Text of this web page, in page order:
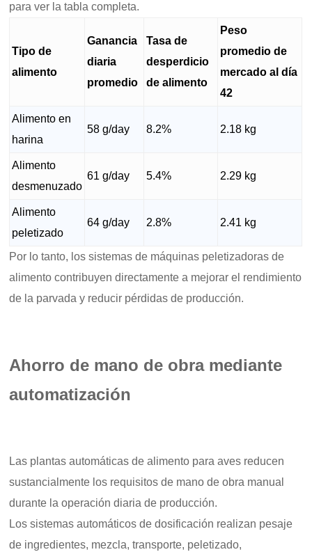
para ver la tabla completa.
Tipo de
alimento
Ganancia
diaria
promedio
Tasa de
desperdicio
de alimento
Peso
promedio de
mercado al día
42
Alimento en
harina
58 g/day 8.2% 2.18 kg
Alimento
desmenuzado
61 g/day 5.4% 2.29 kg
Alimento
peletizado
64 g/day 2.8% 2.41 kg
Por lo tanto, los sistemas de máquinas peletizadoras de
alimento contribuyen directamente a mejorar el rendimiento
de la parvada y reducir pérdidas de producción.
Ahorro de mano de obra mediante
automatización
Las plantas automáticas de alimento para aves reducen
sustancialmente los requisitos de mano de obra manual
durante la operación diaria de producción.
Los sistemas automáticos de dosificación realizan pesaje
de ingredientes, mezcla, transporte, peletizado,